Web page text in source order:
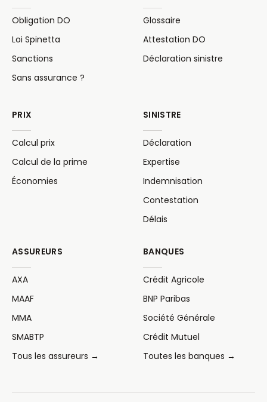
Obligation DO
Loi Spinetta
Sanctions
Sans assurance ?
Glossaire
Attestation DO
Déclaration sinistre
PRIX
Calcul prix
Calcul de la prime
Économies
SINISTRE
Déclaration
Expertise
Indemnisation
Contestation
Délais
ASSUREURS
AXA
MAAF
MMA
SMABTP
Tous les assureurs →
BANQUES
Crédit Agricole
BNP Paribas
Société Générale
Crédit Mutuel
Toutes les banques →